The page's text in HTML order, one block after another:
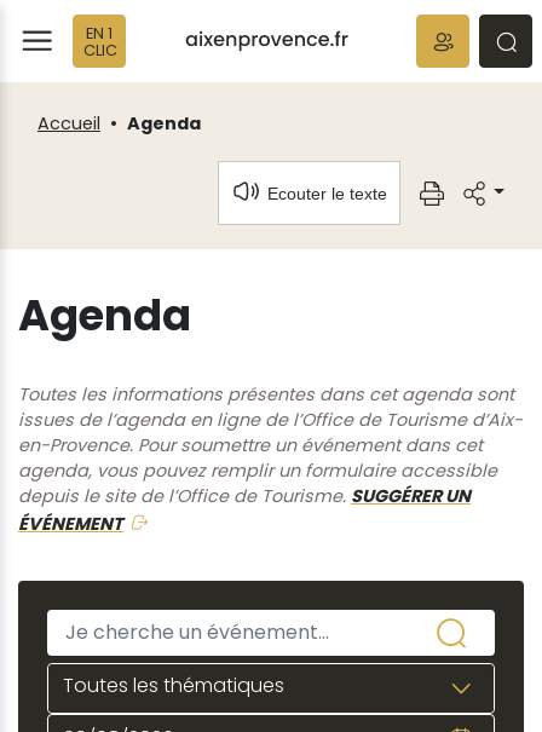
EN 1
CLIC
Accueil Agenda
Ecouter le texte
Agenda
Toutes les informations présentes dans cet agenda sont
issues de l’agenda en ligne de l’Office de Tourisme d’Aix-
en-Provence. Pour soumettre un événement dans cet
agenda, vous pouvez remplir un formulaire accessible
depuis le site de l’Office de Tourisme. SUGGÉRER UN
ÉVÉNEMENT
Toutes les thématiques
Fenêtre
de
chat
Panneau de gestion des cookies